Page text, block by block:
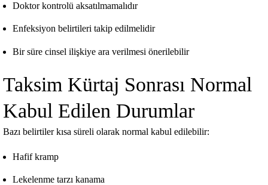
Doktor kontrolü aksatılmamalıdır
Enfeksiyon belirtileri takip edilmelidir
Bir süre cinsel ilişkiye ara verilmesi önerilebilir
Taksim Kürtaj Sonrası Normal
Kabul Edilen Durumlar
Bazı belirtiler kısa süreli olarak normal kabul edilebilir:
Hafif kramp
Lekelenme tarzı kanama